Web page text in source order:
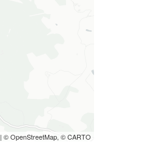
| © OpenStreetMap, © CARTO